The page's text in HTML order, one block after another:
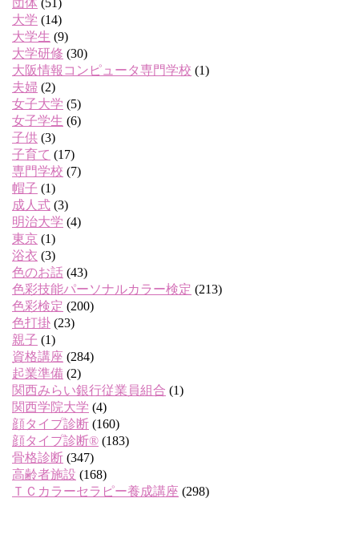
団体 (51)
大学 (14)
大学生 (9)
大学研修 (30)
大阪情報コンピュータ専門学校 (1)
夫婦 (2)
女子大学 (5)
女子学生 (6)
子供 (3)
子育て (17)
専門学校 (7)
帽子 (1)
成人式 (3)
明治大学 (4)
東京 (1)
浴衣 (3)
色のお話 (43)
色彩技能パーソナルカラー検定 (213)
色彩検定 (200)
色打掛 (23)
親子 (1)
資格講座 (284)
起業準備 (2)
関西みらい銀行従業員組合 (1)
関西学院大学 (4)
顔タイプ診断 (160)
顔タイプ診断® (183)
骨格診断 (347)
高齢者施設 (168)
ＴＣカラーセラピー養成講座 (298)